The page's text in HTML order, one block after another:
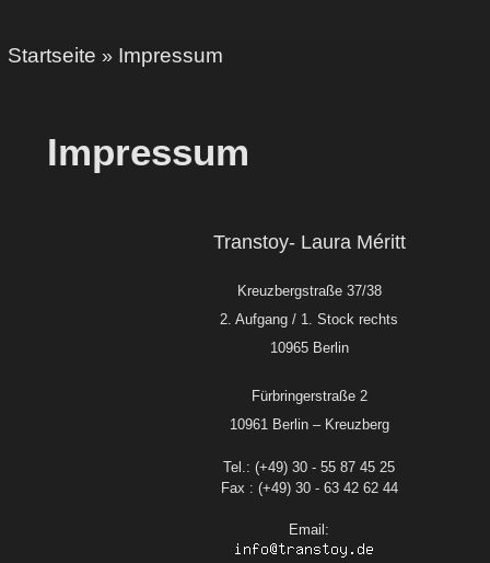
Startseite » Impressum
Impressum
Transtoy- Laura Méritt
Kreuzbergstraße 37/38
2. Aufgang / 1. Stock rechts
10965 Berlin
Fürbringerstraße 2
10961 Berlin – Kreuzberg
Tel.: (+49) 30 - 55 87 45 25
Fax : (+49) 30 - 63 42 62 44
Email: